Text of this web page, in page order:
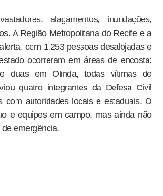
alagamentos, inundações,
A Região Metropolitana do Recife e a
com 1.253 pessoas desalojadas e
ocorreram em áreas de encosta:
duas em Olinda, todas vítimas de
quatro integrantes da Defesa Civil
com autoridades locais e estaduais. O
e equipes em campo, mas ainda não
emergência.